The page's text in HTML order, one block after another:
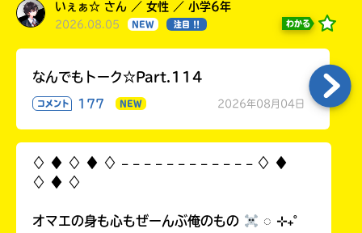
いぇぁ☆ さん ／ 女性 ／ 小学6年
2026.08.05 NEW 注目 !! わかる
なんでもトーク☆Part.114
コメント 177 NEW 2026年08月04日
♢ ♦︎ ♢ ♦︎ ♢ 𓐄 𓐄 𓐄 𓐄 𓐄 𓐄 𓐄 𓐄 𓐄 𓐄 𓐄 𓐄 ♢ ♦︎
♢ ♦︎ ♢
オマエの身も心もぜーんぶ俺のもの
◌ ⊹₊˚